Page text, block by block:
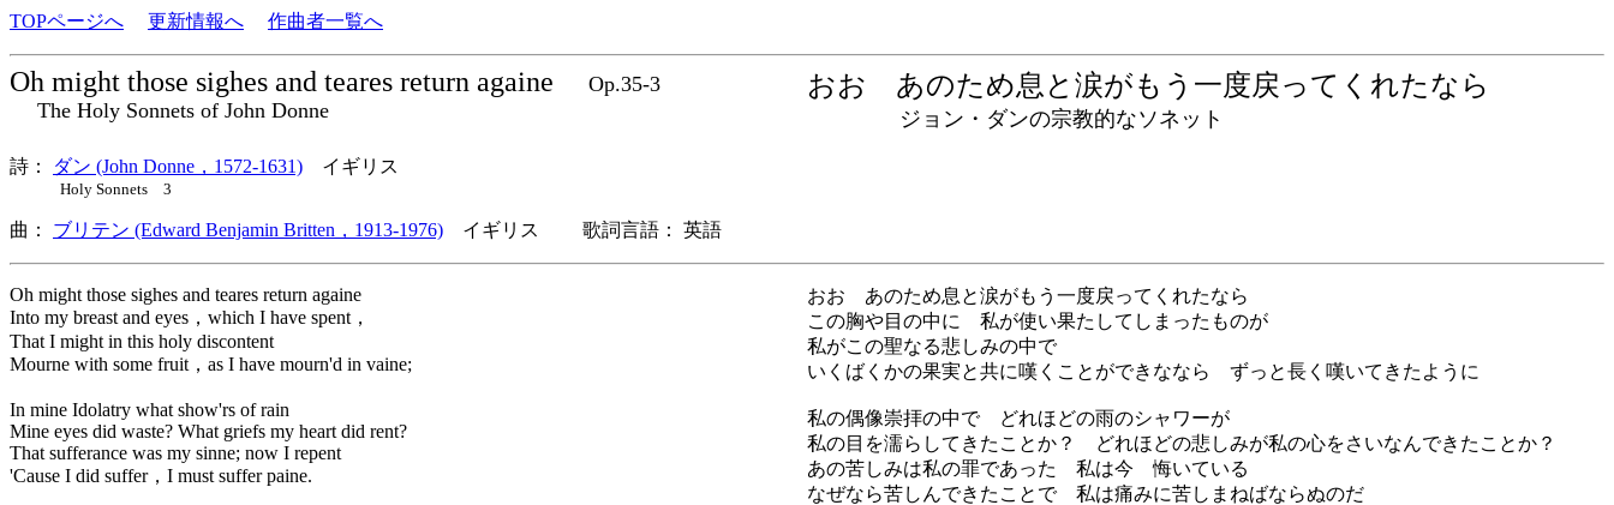
TOPページへ 更新情報へ 作曲者一覧へ
Oh might those sighes and teares return againe
Op.35-3
The Holy Sonnets of John Donne
おお あのため息と涙がもう一度戻ってくれたなら
ジョン・ダンの宗教的なソネット
詩： ダン (John Donne，1572-1631) イギリス
Holy Sonnets 3
曲： ブリテン (Edward Benjamin Britten，1913-1976) イギリス 歌詞言語： 英語
Oh might those sighes and teares return againe
Into my breast and eyes，which I have spent，
That I might in this holy discontent
Mourne with some fruit，as I have mourn'd in vaine;
In mine Idolatry what show'rs of rain
Mine eyes did waste? What griefs my heart did rent?
That sufferance was my sinne; now I repent
'Cause I did suffer，I must suffer paine.
おお あのため息と涙がもう一度戻ってくれたなら
この胸や目の中に 私が使い果たしてしまったものが
私がこの聖なる悲しみの中で
いくばくかの果実と共に嘆くことができななら ずっと長く嘆いてきたように
私の偶像崇拝の中で どれほどの雨のシャワーが
私の目を濡らしてきたことか？ どれほどの悲しみが私の心をさいなんできたことか？
あの苦しみは私の罪であった 私は今 悔いている
なぜなら苦しんできたことで 私は痛みに苦しまねばならぬのだ